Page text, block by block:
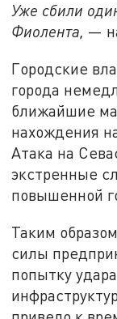
Уже сбили
Фиолента, —
Городские
города
ближайшие
нахождения
Атака на
экстренные
повышенной
Таким
силы
попытку